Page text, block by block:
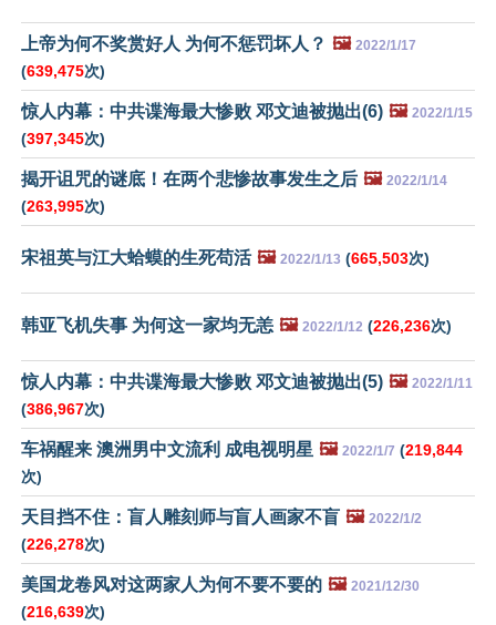
上帝为何不奖赏好人 为何不惩罚坏人？ 🖼️ 2022/1/17
(639,475次)
惊人内幕：中共谍海最大惨败 邓文迪被抛出(6) 🖼️ 2022/1/15
(397,345次)
揭开诅咒的谜底！在两个悲惨故事发生之后 🖼️ 2022/1/14
(263,995次)
宋祖英与江大蛤蟆的生死苟活 🖼️ 2022/1/13 (665,503次)
韩亚飞机失事 为何这一家均无恙 🖼️ 2022/1/12 (226,236次)
惊人内幕：中共谍海最大惨败 邓文迪被抛出(5) 🖼️ 2022/1/11
(386,967次)
车祸醒来 澳洲男中文流利 成电视明星 🖼️ 2022/1/7 (219,844
次)
天目挡不住：盲人雕刻师与盲人画家不盲 🖼️ 2022/1/2
(226,278次)
美国龙卷风对这两家人为何不要不要的 🖼️ 2021/12/30
(216,639次)